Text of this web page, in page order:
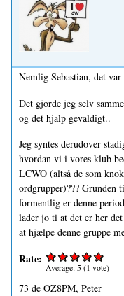
Nemlig Sebastian, det
Det gjorde jeg selv
og det hjalp gevaldigt..
Jeg syntes derudover
hvordan vi i vores klub
LCWO (altså de som
ordgrupper)??? Grunden
formentlig er denne
lader jo ti at det er her
at hjælpe denne gruppe
Rate:
Average: 5(1 vote)
73 de OZ8PM, Peter